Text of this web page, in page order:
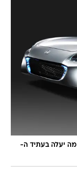
מה יעלה בעתיד ה-